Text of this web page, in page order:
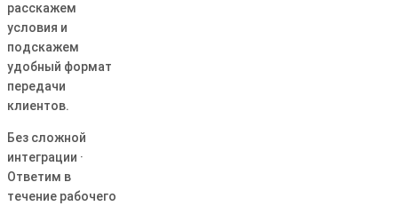
расскажем
условия и
подскажем
удобный формат
передачи
клиентов.
Без сложной
интеграции ·
Ответим в
течение рабочего